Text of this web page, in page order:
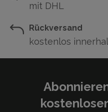
mit DHL
Rückversand
kostenlos